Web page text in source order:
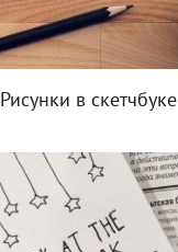
Рисунки в скетчбуке